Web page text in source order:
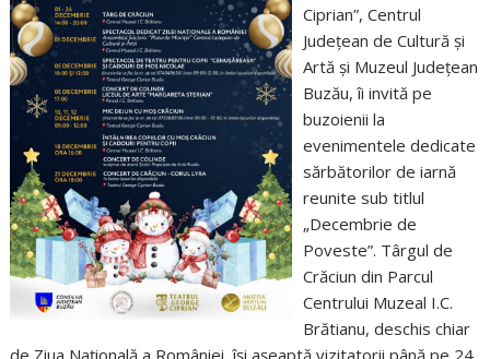
Ciprian”, Centrul
Judeţean de Cultură şi
Artă şi Muzeul Judeţean
Buzău, îi invită pe
buzoienii la
evenimentele dedicate
sărbătorilor de iarnă
reunite sub titlul
„Decembrie de
Poveste”. Târgul de
Crăciun din Parcul
Centrului Muzeal I.C.
Brătianu, deschis chiar
de Ziua Națională a României, își așeaptă vizitatorii până pe 24